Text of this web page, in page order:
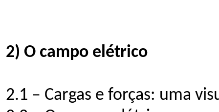
2) O campo elétrico
2.1 – Cargas e forças: uma